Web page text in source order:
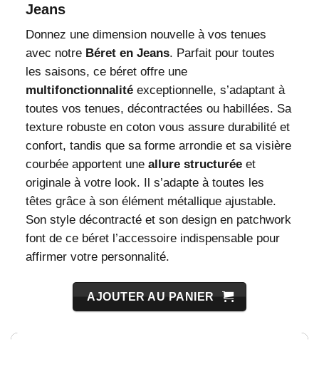
Jeans
Donnez une dimension nouvelle à vos tenues
avec notre Béret en Jeans. Parfait pour toutes
les saisons, ce béret offre une
multifonctionnalitéexceptionnelle, s’adaptant à
toutes vos tenues, décontractées ou habillées. Sa
texture robuste en coton vous assure durabilité et
confort, tandis que sa forme arrondie et sa visière
courbée apportent une allure structuréeet
originale à votre look. Il s’adapte à toutes les
têtes grâce à son élément métallique ajustable.
Son style décontracté et son design en patchwork
font de ce béret l’accessoire indispensable pour
affirmer votre personnalité.
AJOUTER AU PANIER